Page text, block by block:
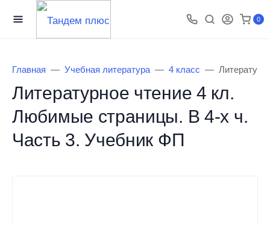
0
Главная Учебная литература 4 класс
Литературное чтение 4 кл.
Любимые страницы. В 4-х ч.
Часть 3. Учебник ФП